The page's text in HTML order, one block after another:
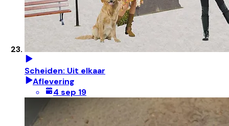
Scheiden: Uit elkaar
Aflevering
4 sep 19